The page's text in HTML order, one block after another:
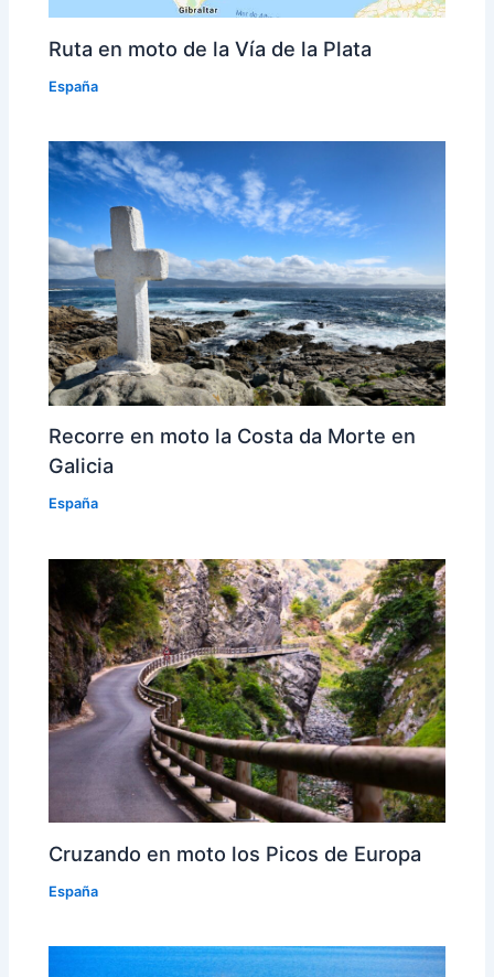
Ruta en moto de la Vía de la Plata
España
Recorre en moto la Costa da Morte en
Galicia
España
Cruzando en moto los Picos de Europa
España